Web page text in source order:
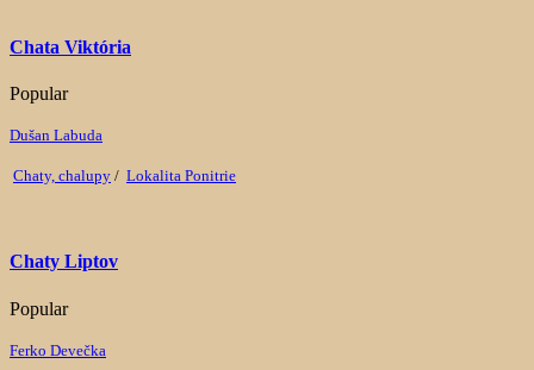
Chata Viktória
Popular
Dušan Labuda
Chaty, chalupy / Lokalita Ponitrie
Chaty Liptov
Popular
Ferko Devečka